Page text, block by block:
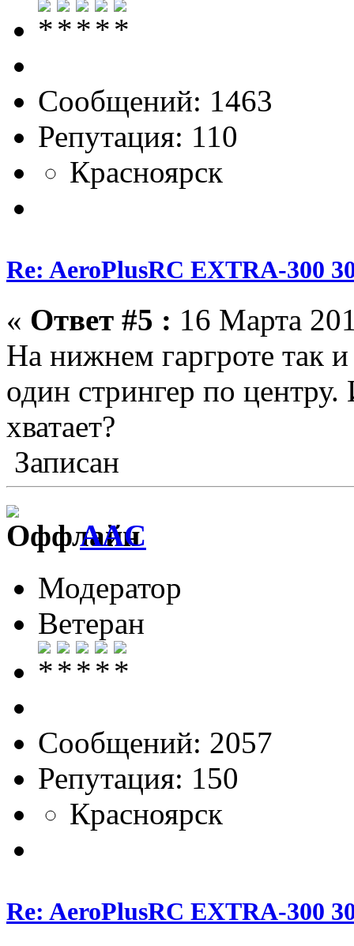
Сообщений: 1463
Репутация: 110
Красноярск
Re: AeroPlusRC EXTRA-300
« Ответ #5 : 16 Марта
На нижнем гаргроте так
один стрингер по
хватает?
Записан
AAC
Модератор
Ветеран
Сообщений: 2057
Репутация: 150
Красноярск
Re: AeroPlusRC EXTRA-300